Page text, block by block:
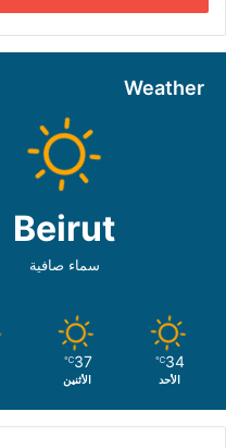
Weather
Beirut
سماء صافية
34
℃
الأحد
37
℃
الأثنين